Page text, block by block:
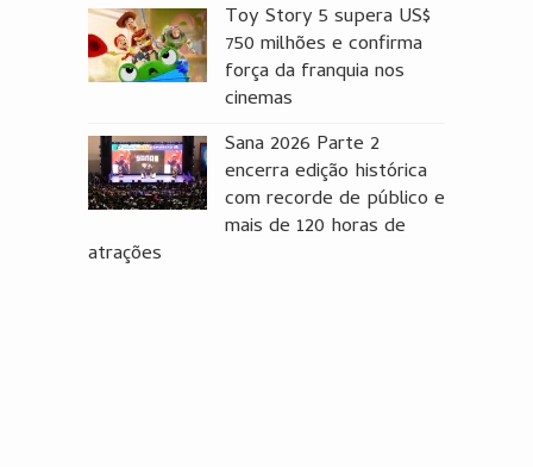
Toy Story 5 supera US$
750 milhões e confirma
força da franquia nos
cinemas
Sana 2026 Parte 2
encerra edição histórica
com recorde de público e
mais de 120 horas de
atrações